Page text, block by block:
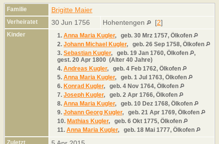
Familie Brigitte Maier
Verheiratet 30 Jun 1756 Hohentengen [2]
Kinder 1. Anna Maria Kugler, geb. 30 Mrz 1757, Ölkofen
2. Johann Michael Kugler, geb. 26 Sep 1758, Ölkofen
3. Sebastian Kugler, geb. 19 Jan 1760, Ölkofen
,
gest. 20 Apr 1800 (Alter 40 Jahre)
4. Andreas Kugler, geb. 4 Feb 1762, Ölkofen
5. Anna Maria Kugler, geb. 1 Jul 1763, Ölkofen
6. Konrad Kugler, geb. 4 Nov 1764, Ölkofen
7. Joseph Kugler, geb. 2 Apr 1766, Ölkofen
8. Anna Maria Kugler, geb. 10 Dez 1768, Ölkofen
9. Johann Georg Kugler, geb. 21 Apr 1769, Ölkofen
10. Mathias Kugler, geb. 6 Okt 1775, Ölkofen
11. Anna Maria Kugler, geb. 18 Mai 1777, Ölkofen
Zuletzt